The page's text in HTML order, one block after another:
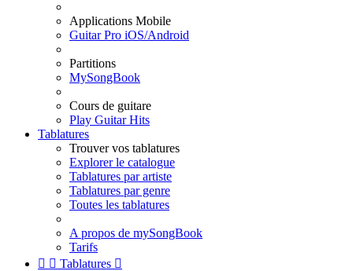
Applications Mobile
Guitar Pro iOS/Android
Partitions
MySongBook
Cours de guitare
Play Guitar Hits
Tablatures
Trouver vos tablatures
Explorer le catalogue
Tablatures par artiste
Tablatures par genre
Toutes les tablatures
A propos de mySongBook
Tarifs
  Tablatures 